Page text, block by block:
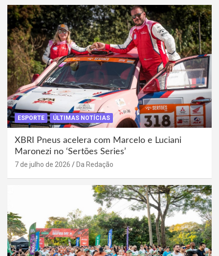
ESPORTE ÚLTIMAS NOTÍCIAS
XBRI Pneus acelera com Marcelo e Luciani
Maronezi no ‘Sertões Series’
7 de julho de 2026 Da Redação